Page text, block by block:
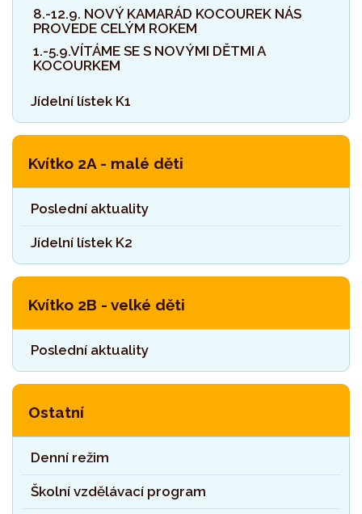
8.-12.9. NOVÝ KAMARÁD KOCOUREK NÁS
PROVEDE CELÝM ROKEM
1.-5.9.VÍTÁME SE S NOVÝMI DĚTMI A
KOCOURKEM
Jídelní lístek K1
Kvítko 2A - malé děti
Poslední aktuality
Jídelní lístek K2
Kvítko 2B - velké děti
Poslední aktuality
Ostatní
Denní režim
Školní vzdělávací program